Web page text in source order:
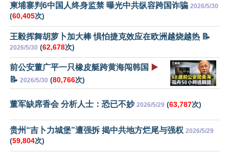
柬埔寨判6中国人终身监禁 曝光中共纵容跨国诈骗 2026/5/30
(60,405次)
王毅挥舞胡萝卜加大棒 惧怕捷克效应在欧洲越烧越热 📝
2026/5/30 (62,678次)
前公安董广平一只橡皮艇跨黄海闯韩国 ▶️
📝 2026/5/30 (80,766次)
董军缺席香会 分析人士：恐已不妙 2026/5/29 (63,787次)
贵州“吉卜力城堡”遭强拆 揭中共地方烂尾与强权 2026/5/29
(59,804次)